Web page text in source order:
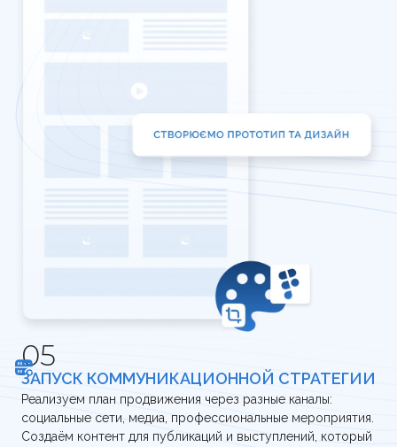
ЗАПУСК КОММУНИКАЦИОННОЙ СТРАТЕГИИ
Реализуем план продвижения через разные каналы:
социальные сети, медиа, профессиональные мероприятия.
Создаём контент для публикаций и выступлений, который